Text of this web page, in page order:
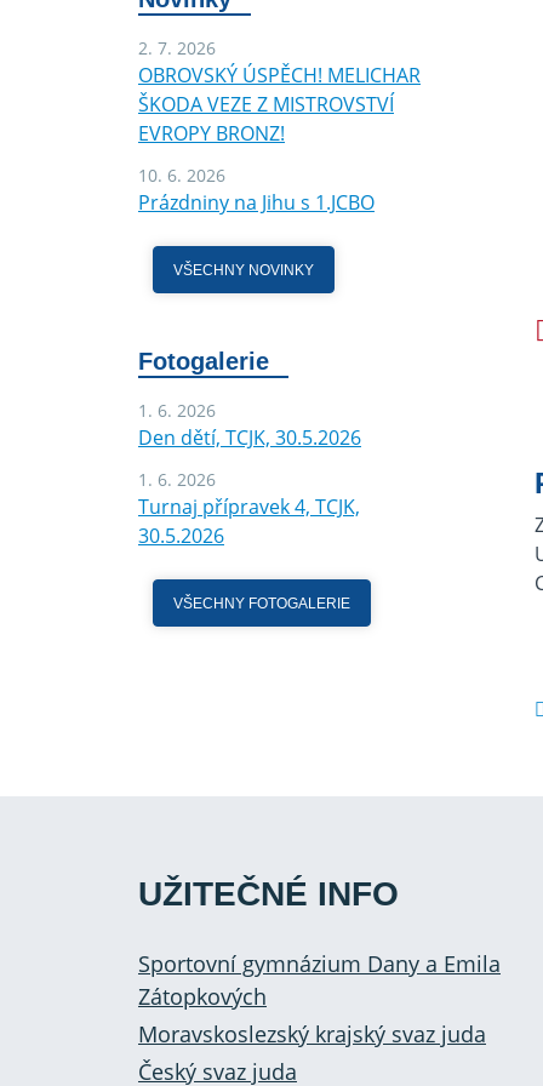
2. 7. 2026
OBROVSKÝ ÚSPĚCH! MELICHAR
ŠKODA VEZE Z MISTROVSTVÍ
EVROPY BRONZ!
10. 6. 2026
Prázdniny na Jihu s 1.JCBO
VŠECHNY NOVINKY
Fotogalerie
1. 6. 2026
Den dětí, TCJK, 30.5.2026
1. 6. 2026
Turnaj přípravek 4, TCJK,
30.5.2026
VŠECHNY FOTOGALERIE
UŽITEČNÉ INFO
Sportovní gymnázium Dany a Emila
Zátopkových
Moravskoslezský krajský svaz juda
Český svaz juda